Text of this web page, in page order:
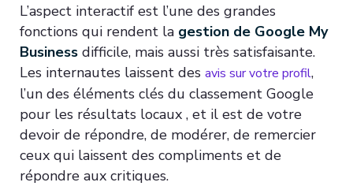
L’aspect interactif est l’une des grandes
fonctions qui rendent la gestion de Google My
Business difficile, mais aussi très satisfaisante.
Les internautes laissent des avis sur votre profil,
l’un des éléments clés du classement Google
pour les résultats locaux , et il est de votre
devoir de répondre, de modérer, de remercier
ceux qui laissent des compliments et de
répondre aux critiques.